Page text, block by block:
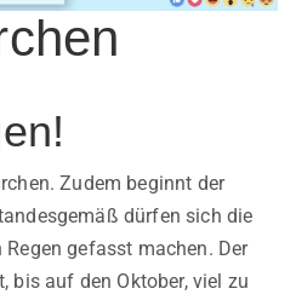
Zudem beginnt der
dürfen sich die
gefasst machen. Der
bis auf den Oktober, viel zu